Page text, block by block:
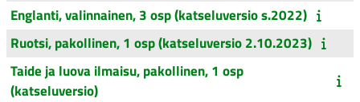
Englanti, valinnainen, 3 osp (katseluversio s.2022)
Ruotsi, pakollinen, 1 osp (katseluversio 2.10.2023)
Taide ja luova ilmaisu, pakollinen, 1 osp
(katseluversio)